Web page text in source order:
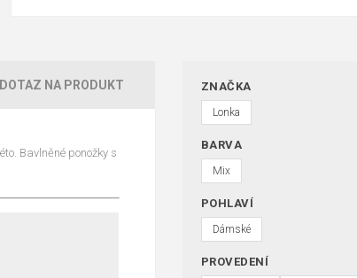
DOTAZ NA PRODUKT
Bavlněné ponožky s
ZNAČKA
Lonka
BARVA
Mix
POHLAVÍ
Dámské
PROVEDENÍ